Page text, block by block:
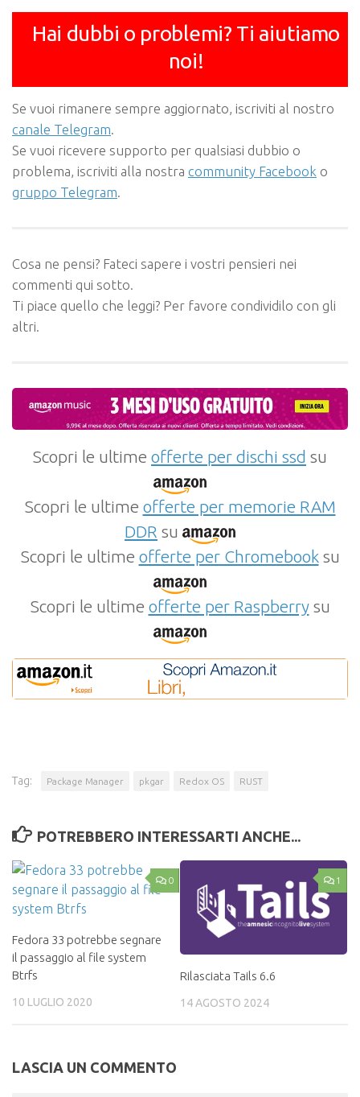
Hai dubbi o problemi? Ti aiutiamo
noi!
Se vuoi rimanere sempre aggiornato, iscriviti al nostro
canale Telegram.
Se vuoi ricevere supporto per qualsiasi dubbio o
problema, iscriviti alla nostra community Facebook o
gruppo Telegram.
Cosa ne pensi? Fateci sapere i vostri pensieri nei
commenti qui sotto.
Ti piace quello che leggi? Per favore condividilo con gli
altri.
Scopri le ultime offerte per dischi ssd su
Scopri le ultime offerte per memorie RAM
DDR su
Scopri le ultime offerte per Chromebooksu
Scopri le ultime offerte per Raspberrysu
Tag: Package Manager pkgar Redox OS RUST
POTREBBERO INTERESSARTI ANCHE...
0
Fedora 33 potrebbe segnare
il passaggio al file system
Btrfs
10 LUGLIO 2020
1
Rilasciata Tails 6.6
14 AGOSTO 2024
LASCIA UN COMMENTO